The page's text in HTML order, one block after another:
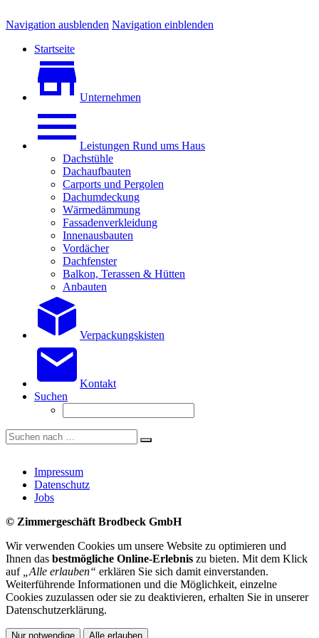
Navigation ausblenden Navigation einblenden
Startseite
Unternehmen
Leistungen Rund ums Haus
Dachstühle
Dachaufbauten
Carports und Pergolen
Dachumdeckung
Wärmedämmung
Fassadenverkleidung
Innenausbauten
Vordächer
Dachfenster
Balkon, Terassen & Hütten
Anbauten
Verpackungskisten
Kontakt
Suchen
Impressum
Datenschutz
Jobs
© Zimmergeschäft Brodbeck GmbH
Wir verwenden Cookies um unsere Website zu optimieren und
Ihnen das bestmögliche Online-Erlebnis zu bieten. Mit dem Klick
auf
„Alle erlauben“ erklären Sie sich damit einverstanden.
Weiterführende Informationen und die Möglichkeit, einzelne
Cookies zuzulassen oder sie zu deaktivieren, erhalten Sie in unserer
Datenschutzerklärung.
Nur notwendige Alle erlauben